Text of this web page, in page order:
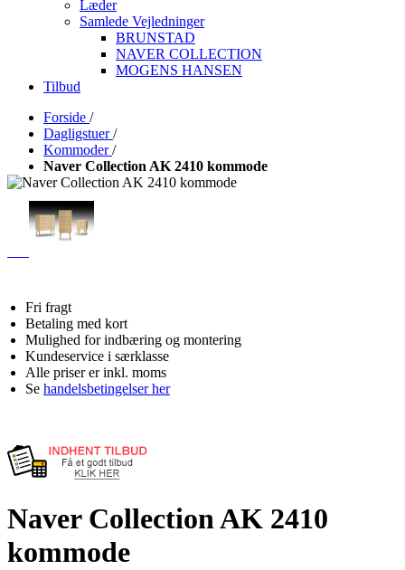
Læder
Samlede Vejledninger
BRUNSTAD
NAVER COLLECTION
MOGENS HANSEN
Tilbud
Forside /
Dagligstuer /
Kommoder /
Naver Collection AK 2410 kommode
Fri fragt
Betaling med kort
Mulighed for indbæring og montering
Kundeservice i særklasse
Alle priser er inkl. moms
Se handelsbetingelser her
Naver Collection AK 2410
kommode